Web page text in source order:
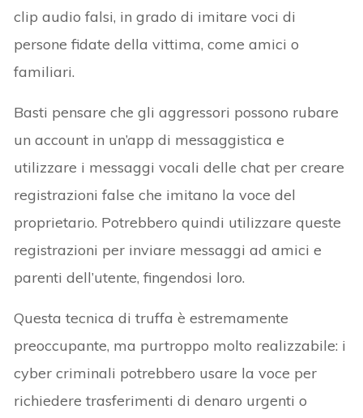
clip audio falsi, in grado di imitare voci di
persone fidate della vittima, come amici o
familiari.
Basti pensare che gli aggressori possono rubare
un account in un’app di messaggistica e
utilizzare i messaggi vocali delle chat per creare
registrazioni false che imitano la voce del
proprietario. Potrebbero quindi utilizzare queste
registrazioni per inviare messaggi ad amici e
parenti dell’utente, fingendosi loro.
Questa tecnica di truffa è estremamente
preoccupante, ma purtroppo molto realizzabile: i
cyber criminali potrebbero usare la voce per
richiedere trasferimenti di denaro urgenti o